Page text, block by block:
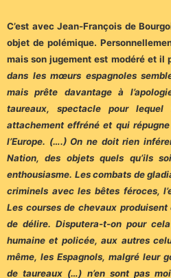
C’est avec Jean-François de
objet de polémique.
mais son jugement est modéré et il
dans les mœurs espagnoles
mais prête davantage à
taureaux, spectacle pour
attachement effréné et qui
l’Europe. (….) On ne doit rien
Nation, des objets quels qu’ils
enthousiasme. Les combats de
criminels avec les bêtes féroces,
Les courses de chevaux
de délire. Disputera-t-on pour
humaine et policée, aux autres
même, les Espagnols, malgré leur
de taureaux (…) n’en sont pas